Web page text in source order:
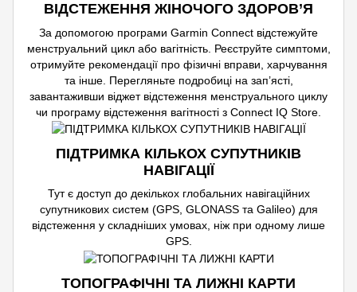
ВІДСТЕЖЕННЯ ЖІНОЧОГО ЗДОРОВ’Я
За допомогою програми Garmin Connect відстежуйте
менструальний цикл або вагітність. Реєструйте симптоми,
отримуйте рекомендації про фізичні вправи, харчування
та інше. Перегляньте подробиці на зап’ясті,
завантаживши віджет відстеження менструального циклу
чи програму відстеження вагітності з Connect IQ Store.
ПІДТРИМКА КІЛЬКОХ СУПУТНИКІВ
НАВІГАЦІЇ
Тут є доступ до декількох глобальних навігаційних
супутникових систем (GPS, GLONASS та Galileo) для
відстеження у складніших умовах, ніж при одному лише
GPS.
ТОПОГРАФІЧНІ ТА ЛИЖНІ КАРТИ